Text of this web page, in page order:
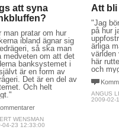
att syna
man pratar om hur
ibland ägnar sig
så ska man
medveten om att det
banksystemet i
är en form av
Det är en del av
Och helt
WENSMAN
04-23 12:33:00
Att bli
"Jag
på hur
ärliga
världen
här
och
ANGUS
2009-02-